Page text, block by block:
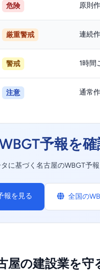
危険 原則
厳重警戒 連続
警戒 1時間
注意 通常
予報を
に基づく名古屋のWBGT予
報を見る 全国の
屋の建設業を守